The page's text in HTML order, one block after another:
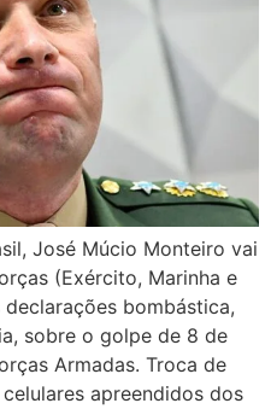
José Múcio Monteiro vai
(Exército, Marinha e
bombástica,
sobre o golpe de 8 de
Armadas. Troca de
apreendidos dos